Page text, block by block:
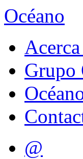
Océano
Grupo
@